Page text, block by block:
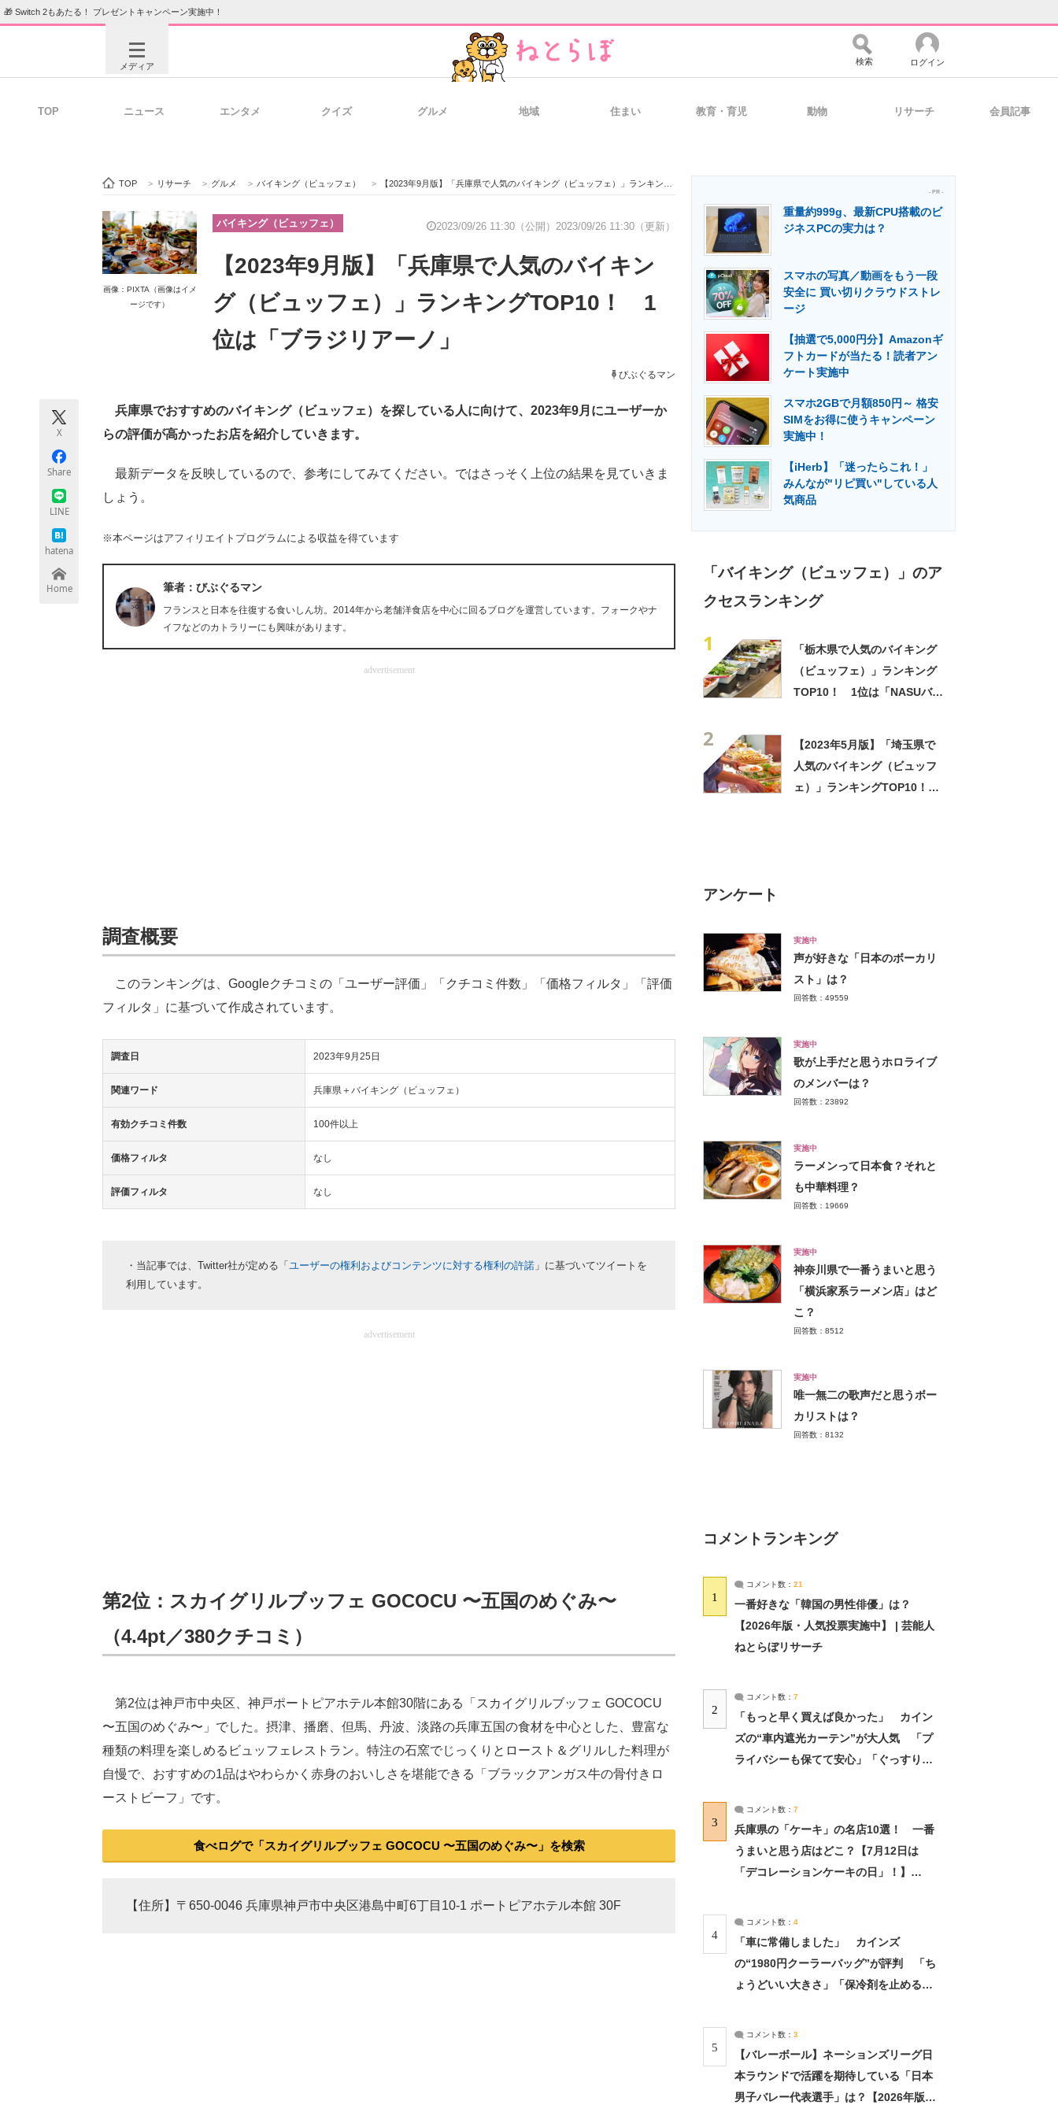
🎁 Switch 2もあたる！ プレゼントキャンペーン実施中！
メディア
ビジネスと働き方のヒント AI活用のいまが分かる 経営リーダーのコミュニティ マーケ×ITの今がよく分かる
ITエンジニア向け専門サイト 製造業のIT導入・活用を支援
エネルギーの専門メディア 建設×テクノロジーの最前線
ちょっと気になるネットの話題
検索 ログイン
TOP ニュース エンタメ クイズ グルメ 地域 住まい 教育・育児 動物 リサーチ 会員記事
TOP > リサーチ > グルメ > バイキング（ビュッフェ） > 【2023年9月版】「兵庫県で人気のバイキング（ビュッフェ）」ランキングTOP10！ 1位は「ブラジリアーノ」
画像：PIXTA（画像はイメ
ージです）
バイキング（ビュッフェ） 2023/09/26 11:30（公開） 2023/09/26 11:30（更新）
【2023年9月版】「兵庫県で人気のバイキン
グ（ビュッフェ）」ランキングTOP10！ 1
位は「ブラジリアーノ」
びぶぐるマン
X
Share
LINE
hatena
Home
兵庫県でおすすめのバイキング（ビュッフェ）を探している人に向けて、2023年9月にユーザーか
らの評価が高かったお店を紹介していきます。
最新データを反映しているので、参考にしてみてください。ではさっそく上位の結果を見ていきま
しょう。
※本ページはアフィリエイトプログラムによる収益を得ています
筆者：びぶぐるマン
フランスと日本を往復する食いしん坊。2014年から老舗洋食店を中心に回るブログを運営しています。フォークやナ
イフなどのカトラリーにも興味があります。
advertisement
調査概要
このランキングは、Googleクチコミの「ユーザー評価」「クチコミ件数」「価格フィルタ」「評価
フィルタ」に基づいて作成されています。
調査日 2023年9月25日
関連ワード 兵庫県＋バイキング（ビュッフェ）
有効クチコミ件数 100件以上
価格フィルタ なし
評価フィルタ なし
・当記事では、Twitter社が定める「 ユーザーの権利およびコンテンツに対する権利の許諾 」に基づいてツイートを
利用しています。
advertisement
第2位：スカイグリルブッフェ GOCOCU 〜五国のめぐみ〜
（4.4pt／380クチコミ）
第2位は神戸市中央区、神戸ポートピアホテル本館30階にある「スカイグリルブッフェ GOCOCU
〜五国のめぐみ〜」でした。摂津、播磨、但馬、丹波、淡路の兵庫五国の食材を中心とした、豊富な
種類の料理を楽しめるビュッフェレストラン。特注の石窯でじっくりとロースト＆グリルした料理が
自慢で、おすすめの1品はやわらかく赤身のおいしさを堪能できる「ブラックアンガス牛の骨付きロ
ーストビーフ」です。
食べログで「スカイグリルブッフェ GOCOCU 〜五国のめぐみ〜」を検索
【住所】〒650-0046 兵庫県神戸市中央区港島中町6丁目10-1 ポートピアホテル本館 30F
- PR -
重量約999g、最新CPU搭載のビ
ジネスPCの実力は？
スマホの写真／動画をもう一段
安全に 買い切りクラウドストレ
ージ
【抽選で5,000円分】Amazonギ
フトカードが当たる！読者アン
ケート実施中
スマホ2GBで月額850円～ 格安
SIMをお得に使うキャンペーン
実施中！
【iHerb】「迷ったらこれ！」
みんなが"リピ買い"している人
気商品
「バイキング（ビュッフェ）」のア
クセスランキング
1
「栃木県で人気のバイキング
（ビュッフェ）」ランキング
TOP10！ 1位は「NASUバイ
2
【2023年5月版】「埼玉県で
人気のバイキング（ビュッフ
ェ）」ランキングTOP10！
アンケート
実施中
声が好きな「日本のボーカリ
スト」は？
回答数：49559
実施中
歌が上手だと思うホロライブ
のメンバーは？
回答数：23892
実施中
ラーメンって日本食？それと
も中華料理？
回答数：19669
実施中
神奈川県で一番うまいと思う
「横浜家系ラーメン店」はど
こ？
回答数：8512
実施中
唯一無二の歌声だと思うボー
カリストは？
回答数：8132
コメントランキング
1
コメント数： 21
一番好きな「韓国の男性俳優」は？
【2026年版・人気投票実施中】 | 芸能人
ねとらぼリサーチ
2
コメント数： 7
「もっと早く買えば良かった」 カイン
ズの“車内遮光カーテン”が大人気 「プ
ライバシーも保てて安心」「ぐっすり眠
3
コメント数： 7
兵庫県の「ケーキ」の名店10選！ 一番
うまいと思う店はどこ？【7月12日は
「デコレーションケーキの日」！】
4
コメント数： 4
「車に常備しました」 カインズ
の“1980円クーラーバッグ”が評判 「ち
ょうどいい大きさ」「保冷剤を止めるベ
5
コメント数： 3
【バレーボール】ネーションズリーグ日
本ラウンドで活躍を期待している「日本
男子バレー代表選手」は？【2026年版・